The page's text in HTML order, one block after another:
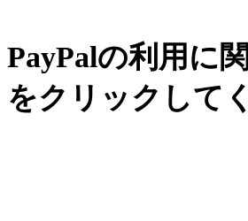
PayPalの利用に
をクリックして